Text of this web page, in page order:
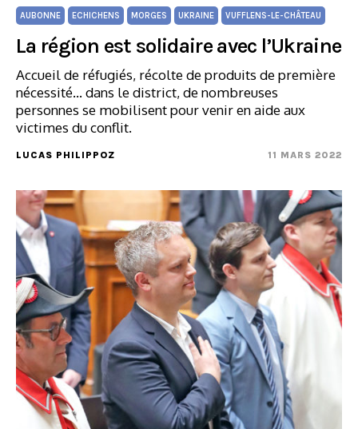
AUBONNE ECHICHENS MORGES UKRAINE VUFFLENS-LE-CHÂTEAU
La région est solidaire avec l’Ukraine
Accueil de réfugiés, récolte de produits de première
nécessité... dans le district, de nombreuses
personnes se mobilisent pour venir en aide aux
victimes du conflit.
LUCAS PHILIPPOZ 11 MARS 2022